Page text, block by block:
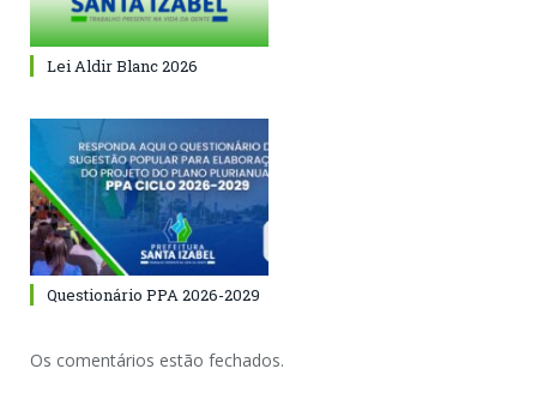
Lei Aldir Blanc 2026
Questionário PPA 2026-2029
Os comentários estão fechados.